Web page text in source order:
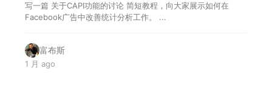
写一篇 关于CAPI功能的讨论 简短教程，向大家展示如何在
Facebook广告中改善统计分析工作。 ...
富布斯
1 月 ago